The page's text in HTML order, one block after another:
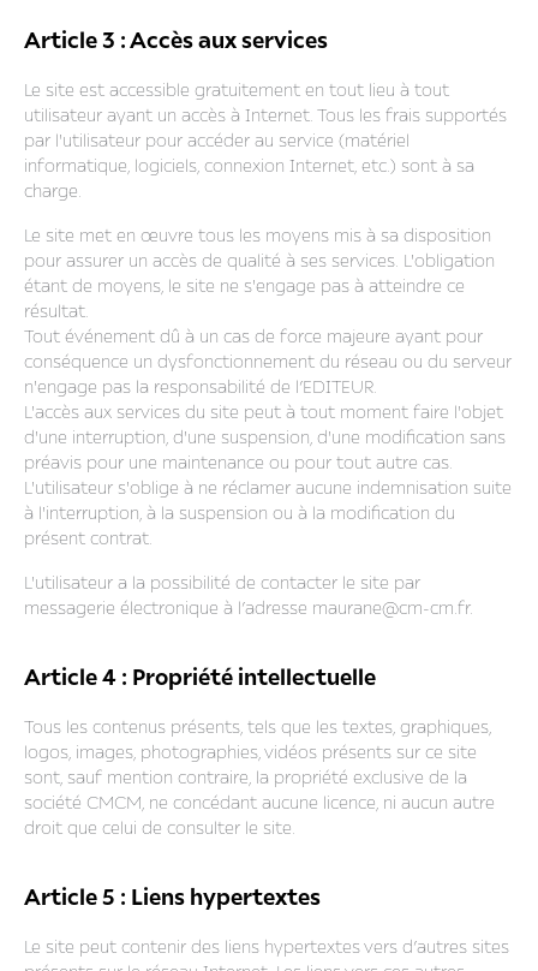
Article 3 : Accès aux services
Le site est accessible gratuitement en tout lieu à tout
utilisateur ayant un accès à Internet. Tous les frais supportés
par l'utilisateur pour accéder au service (matériel
informatique, logiciels, connexion Internet, etc.) sont à sa
charge.
Le site met en œuvre tous les moyens mis à sa disposition
pour assurer un accès de qualité à ses services. L'obligation
étant de moyens, le site ne s'engage pas à atteindre ce
résultat.
Tout événement dû à un cas de force majeure ayant pour
conséquence un dysfonctionnement du réseau ou du serveur
n'engage pas la responsabilité de l’EDITEUR.
L'accès aux services du site peut à tout moment faire l'objet
d'une interruption, d'une suspension, d'une modification sans
préavis pour une maintenance ou pour tout autre cas.
L'utilisateur s'oblige à ne réclamer aucune indemnisation suite
à l'interruption, à la suspension ou à la modification du
présent contrat.
L'utilisateur a la possibilité de contacter le site par
messagerie électronique à l’adresse maurane@cm-cm.fr.
Article 4 : Propriété intellectuelle
Tous les contenus présents, tels que les textes, graphiques,
logos, images, photographies, vidéos présents sur ce site
sont, sauf mention contraire, la propriété exclusive de la
société CMCM, ne concédant aucune licence, ni aucun autre
droit que celui de consulter le site.
Article 5 : Liens hypertextes
Le site peut contenir des liens hypertextes vers d’autres sites